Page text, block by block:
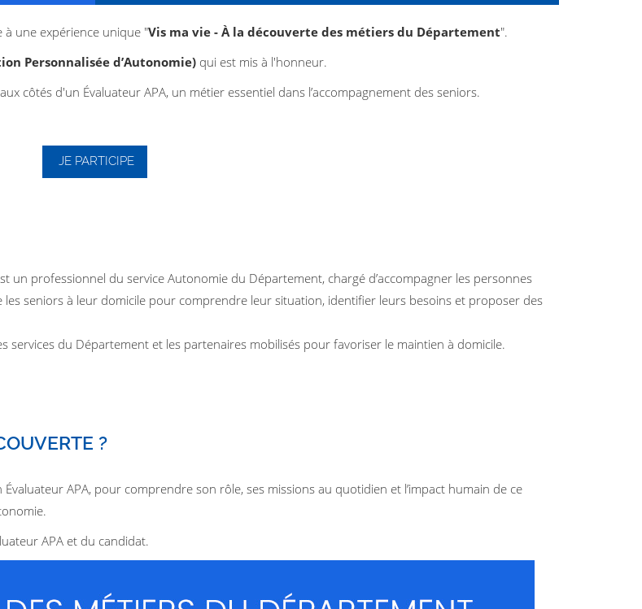
une expérience unique "Vis ma vie - À la découverte des métiers du Département".
Personnalisée d’Autonomie) qui est mis à l'honneur.
côtés d'un Évaluateur APA, un métier essentiel dans l’accompagnement des seniors.
JE PARTICIPE
un professionnel du service Autonomie du Département, chargé d’accompagner les personnes
seniors à leur domicile pour comprendre leur situation, identifier leurs besoins et proposer des
services du Département et les partenaires mobilisés pour favoriser le maintien à domicile.
?
APA, pour comprendre son rôle, ses missions au quotidien et l’impact humain de ce
APA et du candidat.